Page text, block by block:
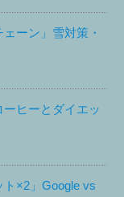
ーン」雪対策・
ーヒーとダイエッ
×2」Google vs